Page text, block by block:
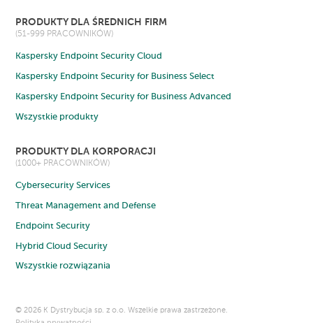
PRODUKTY DLA ŚREDNICH FIRM
(51-999 PRACOWNIKÓW)
Kaspersky Endpoint Security Cloud
Kaspersky Endpoint Security for Business Select
Kaspersky Endpoint Security for Business Advanced
Wszystkie produkty
PRODUKTY DLA KORPORACJI
(1000+ PRACOWNIKÓW)
Cybersecurity Services
Threat Management and Defense
Endpoint Security
Hybrid Cloud Security
Wszystkie rozwiązania
©2026 K Dystrybucja sp. z o.o. Wszelkie prawa zastrzeżone.